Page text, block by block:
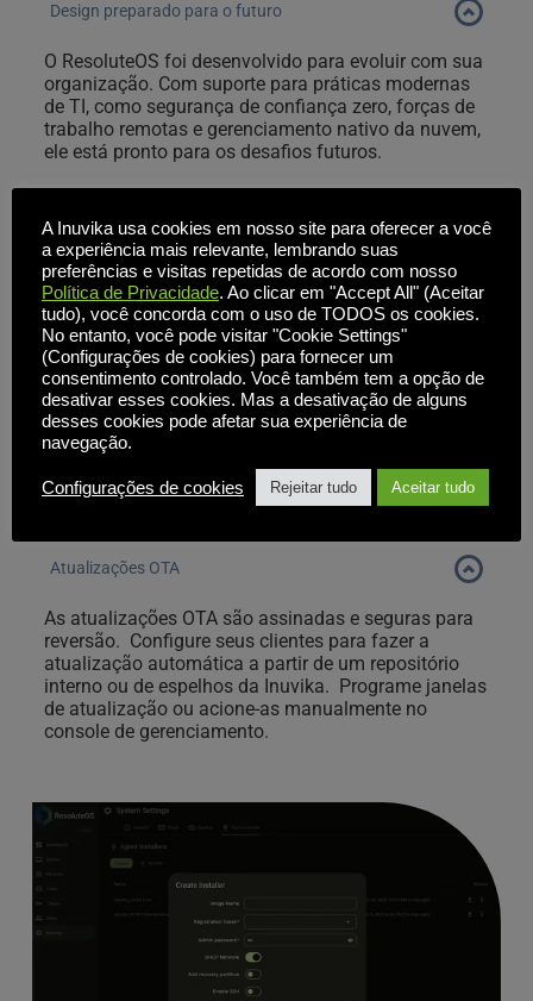
garantindo compatibilidade perfeita, sem problemas de
usuário final.
O ResoluteOS é respaldado por anos de insights de
implantação no mundo real de clientes da Inuvika em
estabilidade, a simplicidade e a segurança.
O ResoluteOS combina tempos de inicialização
rápidos e uma pegada mínima para oferecer uma
experiência de usuário que permite que os usuários
comecem a trabalhar rapidamente de praticamente
qualquer lugar.
Design preparado para o futuro
O ResoluteOS foi desenvolvido para evoluir com sua
organização. Com suporte para práticas modernas
de TI, como segurança de confiança zero, forças de
trabalho remotas e gerenciamento nativo da nuvem,
ele está pronto para os desafios futuros.
Implementação rápida
Automatize o provisionamento de clientes de
endpoint para reduzir o tempo de
implementação.
Provisionamento sem contato
Implemente vários clientes de endpoint em minutos e
implementação por meio de imagens PXE, USB ou ISO
com configurações de rede, segurança e gerenciamento
pré-carregadas em uma única passagem de
implementação.
Atualizações OTA
As atualizações OTA são assinadas e seguras para
reversão.  Configure seus clientes para fazer a
atualização automática a partir de um repositório
interno ou de espelhos da Inuvika.  Programe janelas
de atualização ou acione-as manualmente no
console de gerenciamento.
A Inuvika usa cookies em nosso site para oferecer a você
a experiência mais relevante, lembrando suas
preferências e visitas repetidas de acordo com nosso
Política de Privacidade. Ao clicar em "Accept All" (Aceitar
tudo), você concorda com o uso de TODOS os cookies.
No entanto, você pode visitar "Cookie Settings"
(Configurações de cookies) para fornecer um
consentimento controlado. Você também tem a opção de
desativar esses cookies. Mas a desativação de alguns
desses cookies pode afetar sua experiência de
navegação.
Configurações de cookies Rejeitar tudo Aceitar tudo